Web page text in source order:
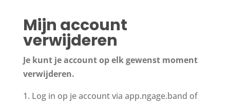
Mijn account
verwijderen
Je kunt je account op elk gewenst moment
verwijderen.
Log in op je account via app.ngage.band of